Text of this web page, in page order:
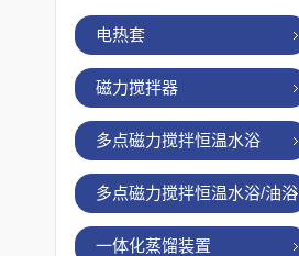
电热套
磁力搅拌器
多点磁力搅拌恒温水浴
多点磁力搅拌恒温水浴/油浴
一体化蒸馏装置